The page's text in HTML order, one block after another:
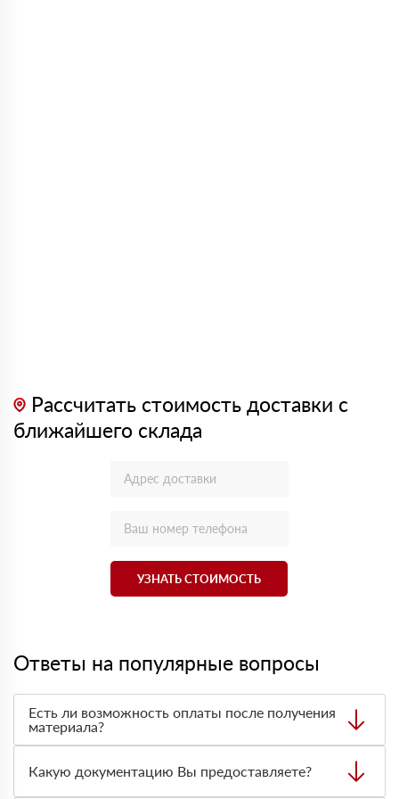
Рассчитать стоимость доставки с
ближайшего склада
УЗНАТЬ СТОИМОСТЬ
Ответы на популярные вопросы
Есть ли возможность оплаты после получения
материала?
оплата по факту получения товара. При этом, если
доставленный товар был ненадлежащего качества, то
Какую документацию Вы предоставляете?